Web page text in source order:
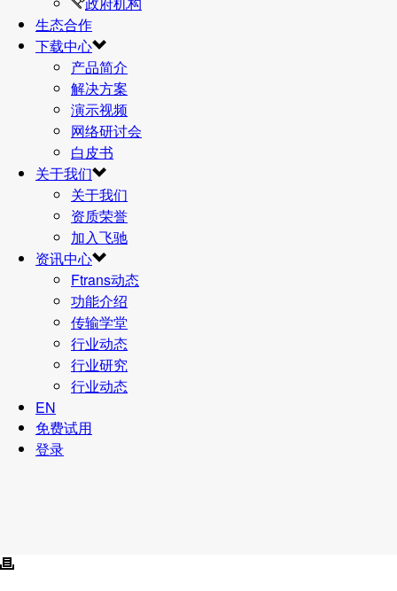
生态合作
下载中心
产品简介
解决方案
演示视频
网络研讨会
白皮书
关于我们
关于我们
资质荣誉
加入飞驰
资讯中心
Ftrans动态
功能介绍
传输学堂
行业动态
行业研究
行业动态
EN
免费试用
登录